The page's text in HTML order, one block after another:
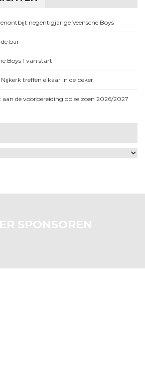
negentigjarige Veensche Boys
bar
Boys 1 van start
Nijkerk treffen elkaar in de beker
aan de voorbereiding op seizoen 2026/2027
SPONSOREN